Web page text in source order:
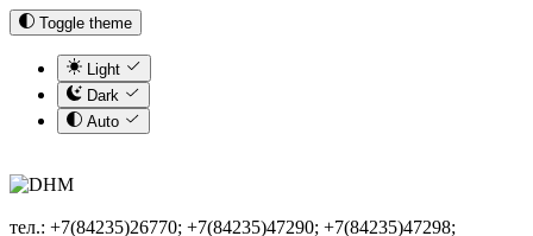
Toggle theme
Light
Dark
Auto
тел.: +7(84235)26770; +7(84235)47290; +7(84235)47298;